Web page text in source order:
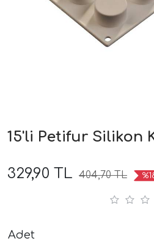
15'li Petifur Silikon
329,90 TL 404,70 TL
Adet